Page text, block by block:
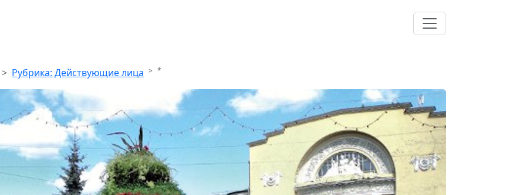
Рубрика: Действующие лица *